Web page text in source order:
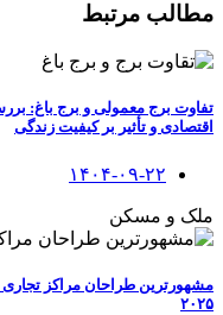
مطالب مرتبط
تفاوت برج معمولی و برج باغ:
اقتصادی و تأثیر بر کیفیت زندگی
۱۴۰۴-۰۹-۲۲
ملک و مسکن
مشهورترین طراحان مراکز
۲۰۲۵